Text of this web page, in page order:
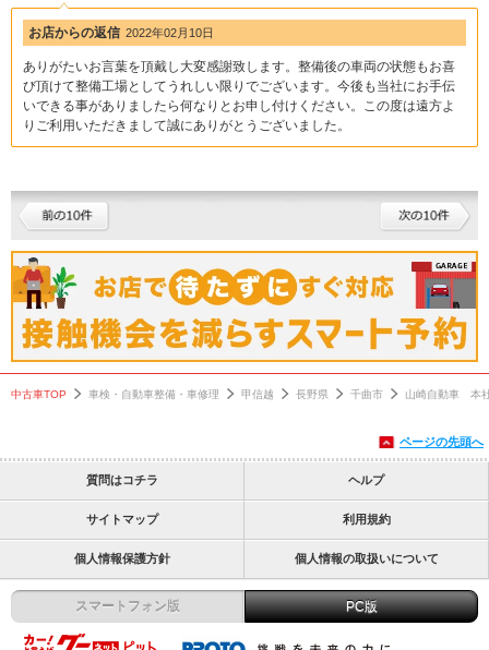
お店からの返信 2022年02月10日
ありがたいお言葉を頂戴し大変感謝致します。整備後の車両の状態もお喜
び頂けて整備工場としてうれしい限りでございます。今後も当社にお手伝
いできる事がありましたら何なりとお申し付けください。この度は遠方よ
りご利用いただきまして誠にありがとうございました。
中古車TOP 車検・自動車整備・車修理 甲信越 長野県 千曲市 山崎自動車 本
ページの先頭へ
質問はコチラ ヘルプ
サイトマップ 利用規約
個人情報保護方針 個人情報の取扱いについて
スマートフォン版 PC版